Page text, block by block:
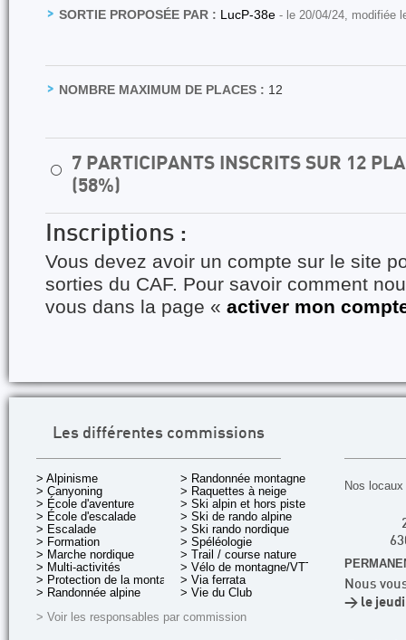
SORTIE PROPOSÉE PAR : LucP-38e - le 20/04/24, modifiée
NOMBRE MAXIMUM DE PLACES : 12
⚪
7 PARTICIPANTS INSCRITS SUR 12
(58%)
Inscriptions :
Vous devez avoir un compte sur le site
sorties du CAF. Pour savoir comment
vous dans la page « activer mon
Les différentes commissions
> Alpinisme
> Canyoning
> École d'aventure
> École d'escalade
> Escalade
> Formation
> Marche nordique
> Multi-activités
> Protection de la montagne
> Randonnée alpine
> Randonnée montagne
> Raquettes à neige
> Ski alpin et hors piste
> Ski de rando alpine
> Ski rando nordique
> Spéléologie
> Trail / course nature
> Vélo de montagne/VTT
> Via ferrata
> Vie du Club
> Voir les responsables par commission
Nos
Nous
> le jeudi